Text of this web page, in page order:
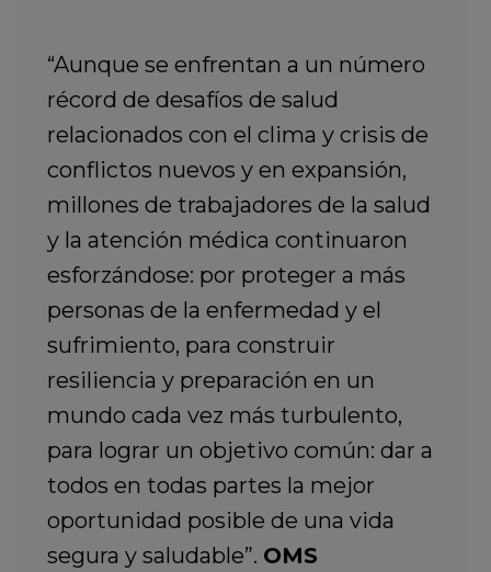
“Aunque se enfrentan a un número
récord de desafíos de salud
relacionados con el clima y crisis de
conflictos nuevos y en expansión,
millones de trabajadores de la salud
y la atención médica continuaron
esforzándose: por proteger a más
personas de la enfermedad y el
sufrimiento, para construir
resiliencia y preparación en un
mundo cada vez más turbulento,
para lograr un objetivo común: dar a
todos en todas partes la mejor
oportunidad posible de una vida
segura y saludable”. OMS